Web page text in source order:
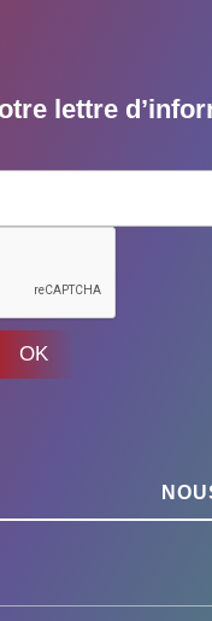
lettre
OK